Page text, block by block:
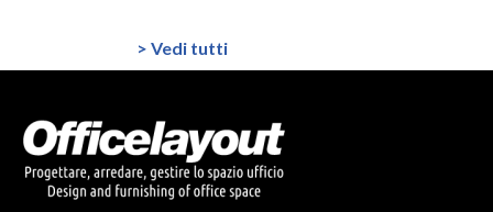
> Vedi tutti